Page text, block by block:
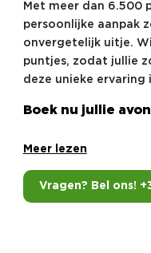
Met meer dan 6.500
persoonlijke aanpak
onvergetelijk uitje.
puntjes, zodat jullie
deze unieke ervaring
Boek nu jullie
Meer lezen
Vragen? Bel ons!